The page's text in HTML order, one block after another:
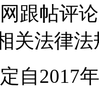
跟帖评
关法律
自2017